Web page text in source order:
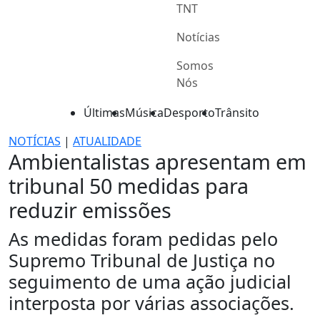
TNT
Notícias
Somos
Nós
ÚltimasMúsicaDesportoTrânsito
NOTÍCIAS | ATUALIDADE
Ambientalistas apresentam em
tribunal 50 medidas para
reduzir emissões
As medidas foram pedidas pelo
Supremo Tribunal de Justiça no
seguimento de uma ação judicial
interposta por várias associações.